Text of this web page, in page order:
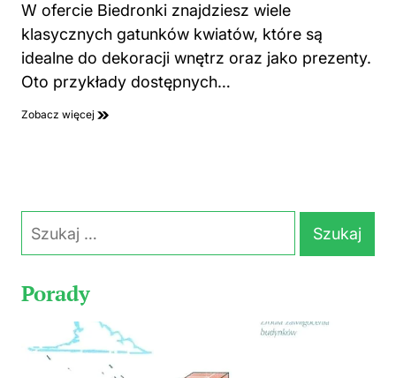
W ofercie Biedronki znajdziesz wiele
klasycznych gatunków kwiatów, które są
idealne do dekoracji wnętrz oraz jako prezenty.
Oto przykłady dostępnych…
Zobacz więcej
Szukaj:
Porady